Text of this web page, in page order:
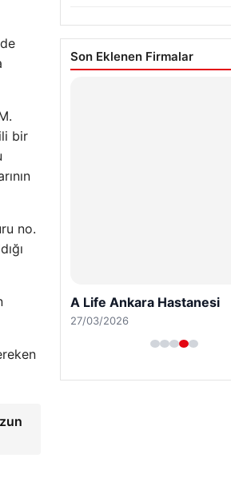
bir
no.
Son Eklenen Firmalar
A Life Ankara Hastanesi
27/03/2026